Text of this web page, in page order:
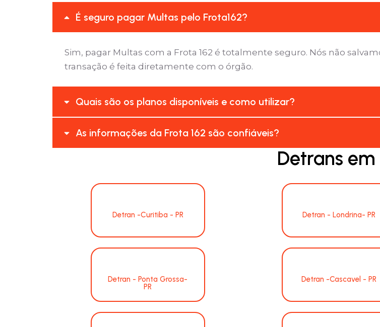
É seguro pagar Multas pelo Frota162?
Sim, pagar Multas com a Frota 162 é totalmente seguro. Nós não
transação é feita diretamente com o órgão.
Quais são os planos disponíveis e como utilizar?
As informações da Frota 162 são confiáveis?
Detrans em
Detran -Curitiba - PR Detran - Londrina- PR
Detran - Ponta Grossa-
PR
Detran -Cascavel - PR